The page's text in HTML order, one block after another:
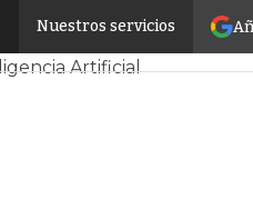
Nuestros servicios
TI
Artificial